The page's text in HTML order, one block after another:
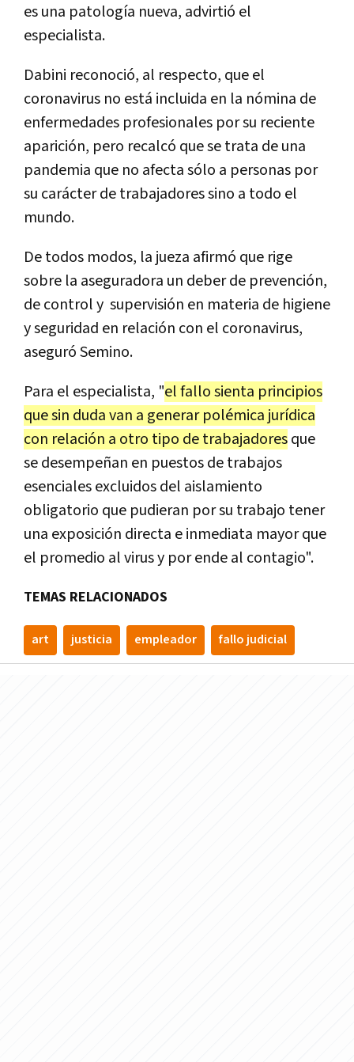
es una patología nueva, advirtió el
especialista.
Dabini reconoció, al respecto, que el
coronavirus no está incluida en la nómina de
enfermedades profesionales por su reciente
aparición, pero recalcó que se trata de una
pandemia que no afecta sólo a personas por
su carácter de trabajadores sino a todo el
mundo.
De todos modos, la jueza afirmó que rige
sobre la aseguradora un deber de prevención,
de control y supervisión en materia de higiene
y seguridad en relación con el coronavirus,
aseguró Semino.
Para el especialista, "el fallo sienta principios
que sin duda van a generar polémica jurídica
con relación a otro tipo de trabajadoresque
se desempeñan en puestos de trabajos
esenciales excluidos del aislamiento
obligatorio que pudieran por su trabajo tener
una exposición directa e inmediata mayor que
el promedio al virus y por ende al contagio".
TEMAS RELACIONADOS
art justicia empleador fallo judicial